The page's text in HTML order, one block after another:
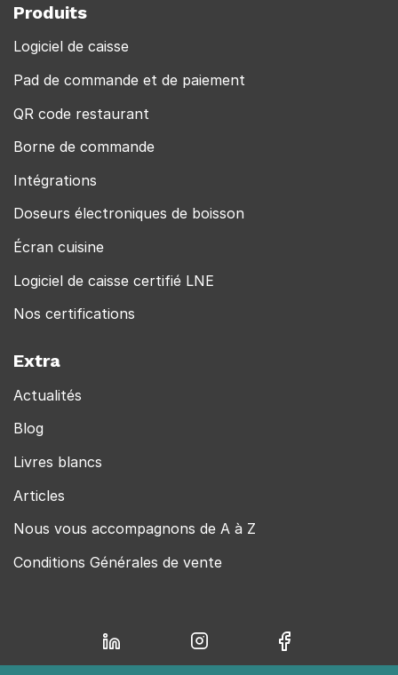
Produits
Logiciel de caisse
Pad de commande et de paiement
QR code restaurant
Borne de commande
Intégrations
Doseurs électroniques de boisson
Écran cuisine
Logiciel de caisse certifié LNE
Nos certifications
Extra
Actualités
Blog
Livres blancs
Articles
Nous vous accompagnons de A à Z
Conditions Générales de vente